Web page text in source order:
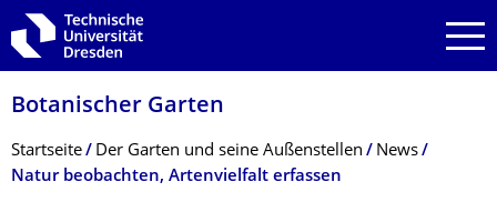
Zur Hauptnavigation springen
Zur Suche springen
Zum Inhalt springen
Botanischer Garten
Breadcrumb-Menü
Startseite Der Garten und seine Außenstellen
News
Natur beobachten, Artenvielfalt erfassen